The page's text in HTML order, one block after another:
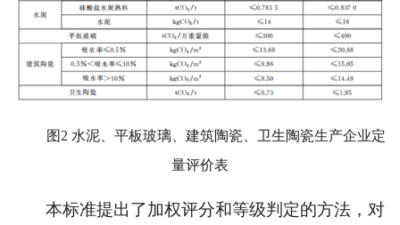
图2 水泥、平板玻璃、建筑陶瓷、卫生陶瓷生产企业定
量评价表
本标准提出了加权评分和等级判定的方法，对